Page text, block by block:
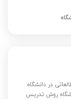
در دانشگاه
در دانشگاه روش تدریس